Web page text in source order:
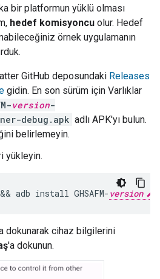
bir platformun yüklü olması
hedef komisyoncu olur. Hedef
örnek uygulamanın
GitHub deposundaki Releases
gidin. En son sürüm için Varlıklar
version-
debug.apk adlı APK'yı bulun.
belirlemeyin.
yükleyin.
adb install GHSAFM- version
dokunarak cihaz bilgilerini
'a dokunun.